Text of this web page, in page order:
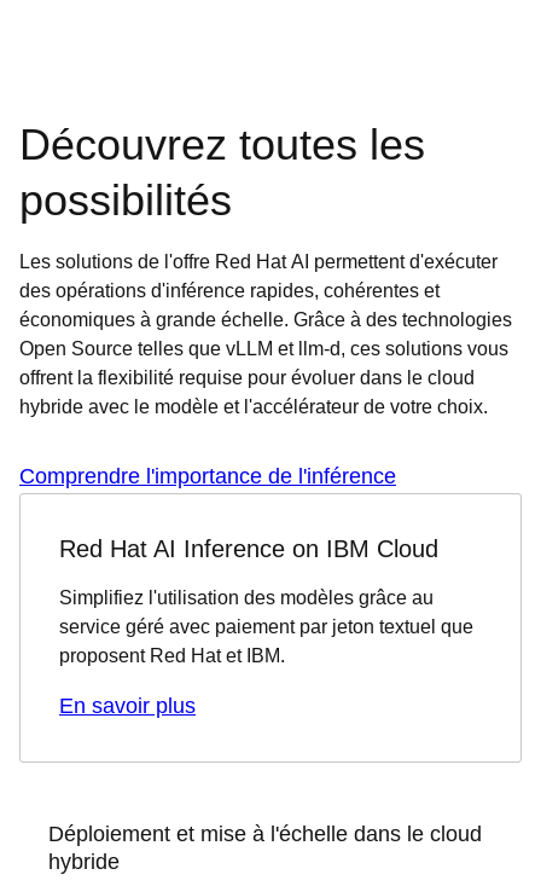
Découvrez toutes les
possibilités
Les solutions de l'offre Red Hat AI permettent d'exécuter
des opérations d'inférence rapides, cohérentes et
économiques à grande échelle. Grâce à des technologies
Open Source telles que vLLM et llm-d, ces solutions vous
offrent la flexibilité requise pour évoluer dans le cloud
hybride avec le modèle et l'accélérateur de votre choix.
Comprendre l'importance de l'inférence
Red Hat AI Inference on IBM Cloud
Simplifiez l'utilisation des modèles grâce au
service géré avec paiement par jeton textuel que
proposent Red Hat et IBM.
En savoir plus
Déploiement et mise à l'échelle dans le cloud
hybride